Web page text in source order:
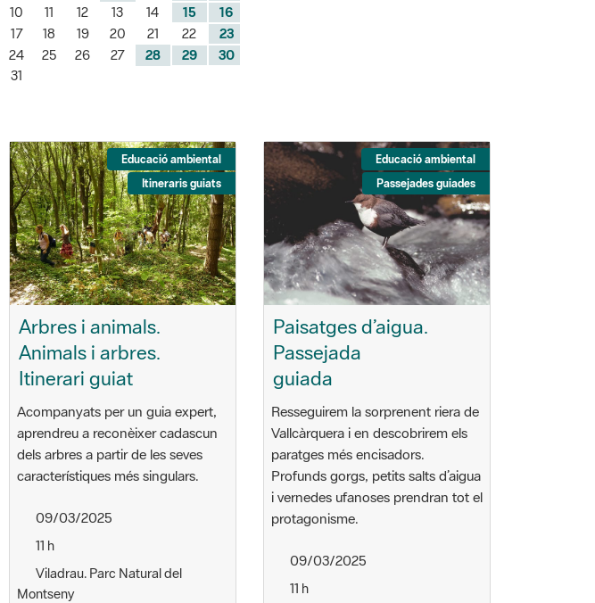
10
11 12 13 14 15
16
17
18 19 20 21 22
23
24
25 26 27 28 29
30
31
Educació ambiental
Itineraris guiats
Arbres i animals.
Animals i arbres.
Itinerari guiat
Acompanyats per un guia expert,
aprendreu a reconèixer cadascun
dels arbres a partir de les seves
característiques més singulars.
09/03/2025
11 h
Viladrau. Parc Natural del
Montseny
Educació ambiental
Passejades guiades
Paisatges d’aigua.
Passejada
guiada
Resseguirem la sorprenent riera de
Vallcàrquera i en descobrirem els
paratges més encisadors.
Profunds gorgs, petits salts d’aigua
i vernedes ufanoses prendran tot el
protagonisme.
09/03/2025
11 h